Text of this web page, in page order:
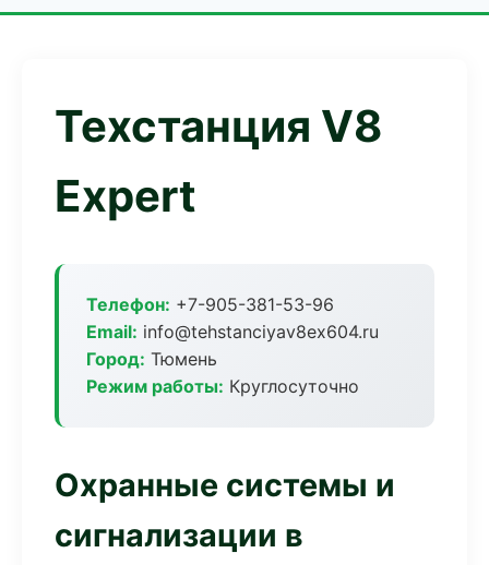
Техстанция V8
Expert
Телефон: +7-905-381-53-96
Email: info@tehstanciyav8ex604.ru
Город: Тюмень
Режим работы: Круглосуточно
Охранные системы и
сигнализации в